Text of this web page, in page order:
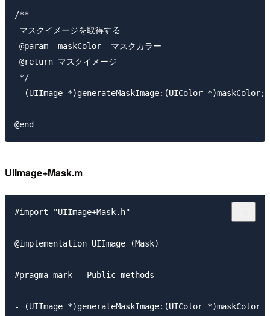
/**
マスクイメージを取得する
@param  maskColor  マスクカラー
@return マスクイメージ
*/
- (UIImage *)generateMaskImage:(UIColor *)maskColor;
UIImage+Mask.m
#import "UIImage+Mask.h"
@implementation UIImage (Mask)
#pragma mark - Public methods
- (UIImage *)generateMaskImage:(UIColor *)maskColor